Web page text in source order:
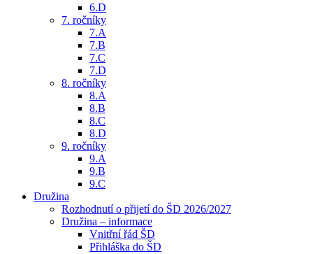
6.D
7. ročníky
7.A
7.B
7.C
7.D
8. ročníky
8.A
8.B
8.C
8.D
9. ročníky
9.A
9.B
9.C
Družina
Rozhodnutí o přijetí do ŠD 2026/2027
Družina – informace
Vnitřní řád ŠD
Přihláška do ŠD